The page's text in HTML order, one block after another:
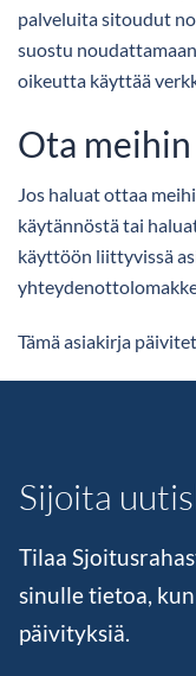
palveluita sitoudut
suostu
oikeutta käyttää
Ota
Jos haluat ottaa
käytännöstä tai
käyttöön liittyvissä
Tämä asiakirja
Sijoita
Tilaa
sinulle tietoa,
päivityksiä.